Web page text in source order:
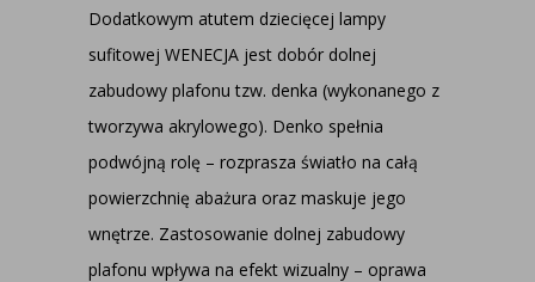
Dodatkowym atutem dziecięcej lampy
sufitowej WENECJA jest dobór dolnej
zabudowy plafonu tzw. denka (wykonanego z
tworzywa akrylowego). Denko spełnia
podwójną rolę – rozprasza światło na całą
powierzchnię abażura oraz maskuje jego
wnętrze. Zastosowanie dolnej zabudowy
plafonu wpływa na efekt wizualny – oprawa